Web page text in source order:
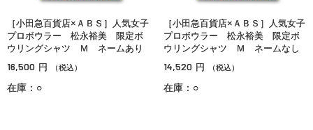
［小田急百貨店×ＡＢＳ］人気女子
プロボウラー 松永裕美 限定ボ
ウリングシャツ Ｍ ネームあり
16,500 円 （税込）
在庫：○
［小田急百貨店×ＡＢＳ］人気女子
プロボウラー 松永裕美 限定ボ
ウリングシャツ Ｍ ネームなし
14,520 円 （税込）
在庫：○